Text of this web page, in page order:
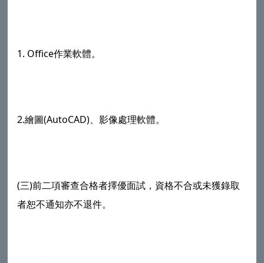
1. Office作業軟體。
2.繪圖(AutoCAD)、影像處理軟體。
(三)前二項審查合格者擇優面試，資格不合或未獲錄取
者恕不通知亦不退件。